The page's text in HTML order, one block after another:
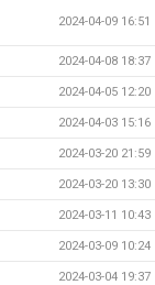
2024-04-09 16:51
2024-04-08 18:37
2024-04-05 12:20
2024-04-03 15:16
2024-03-20 21:59
2024-03-20 13:30
2024-03-11 10:43
2024-03-09 10:24
2024-03-04 19:37